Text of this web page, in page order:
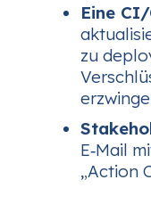
Eine CI/
zu
E‑Mail
„Action